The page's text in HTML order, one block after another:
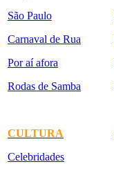
São Paulo
Carnaval de Rua
Por aí afora
Rodas de Samba
CULTURA
Celebridades